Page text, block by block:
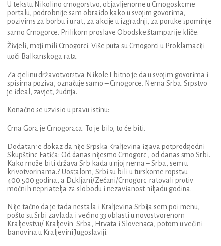
U tekstu Nikolino crnogorstvo, objavljenome u Crnogoskome
portalu, podrobnije sam obraido kako u svojim govorima,
pozivims za borbu i u rat, za akcije u izgradnji, za poruke spominje
samo Crnogorce. Prilikom proslave Obodske štamparije kliče:
Živjeli, moji mili Crnogorci. Više puta su Crnogorci u Proklamaciji
uoči Balkanskoga rata.
Za cjelinu državotvorstva Nikole I bitno je da u svojim govorima i
spisima poziva, označuje samo – Crnogorce. Nema Srba. Srpstvo
je ideal, zavjet, žudnja.
Konačno se uzvisio u pravu istinu:
Crna Gora je Crnogoraca. To je bilo, to će biti.
Dodatan je dokaz da nije Srpska Kraljevina izjava potpredsjedni
Skupštine Fatića: Od danas nijesmo Crnogorci, od danas smo Srbi.
Kako može biti država Srb kada u njoj nema – Srba, sem u
krivotvorinama.? Uostalom, Srbi su bili u turskome ropstvu
400.500 godina, a Dukljani/Zećani/Crnogorci ratovali protiv
moćnih nepriatelja za slobodu i nezavianost hiljadu godina.
Nije tačno da je tada nestala i Kraljevina Srbija sem poi menu,
pošto su Srbi zavladali većino 33 oblasti u novostvorenom
Kraljevstvu/ Kraljevini Srba, Hrvata i Slovenaca, potom u većini
banovina u Kraljevini Jugoslaviji.